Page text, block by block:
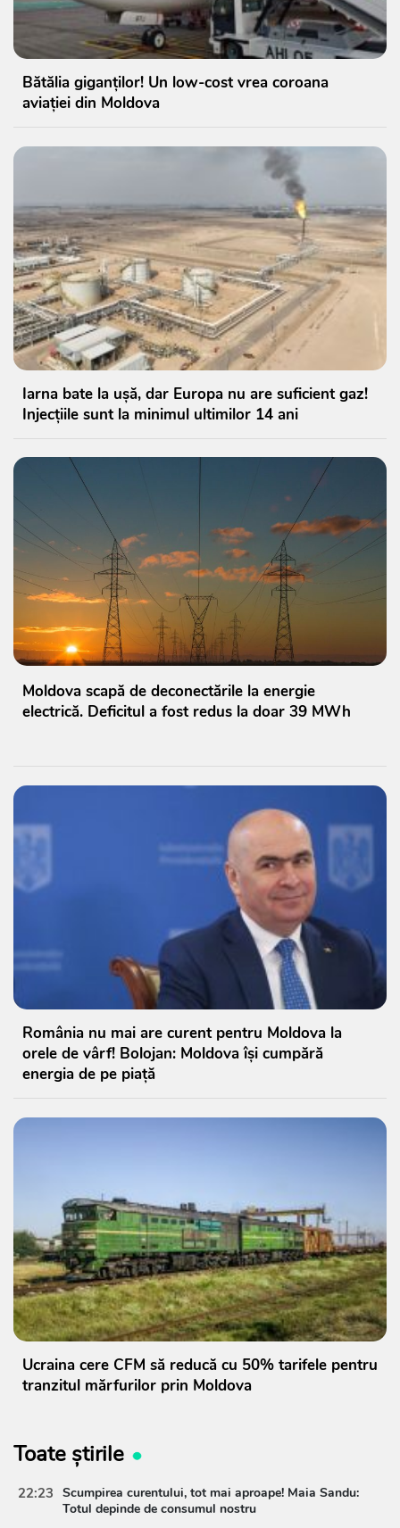
Bătălia giganților! Un low-cost vrea coroana
aviației din Moldova
Iarna bate la ușă, dar Europa nu are suficient gaz!
Injecțiile sunt la minimul ultimilor 14 ani
Moldova scapă de deconectările la energie
electrică. Deficitul a fost redus la doar 39 MWh
România nu mai are curent pentru Moldova la
orele de vârf! Bolojan: Moldova își cumpără
energia de pe piață
Ucraina cere CFM să reducă cu 50% tarifele pentru
tranzitul mărfurilor prin Moldova
Toate știrile
22:23 Scumpirea curentului, tot mai aproape! Maia Sandu:
Totul depinde de consumul nostru